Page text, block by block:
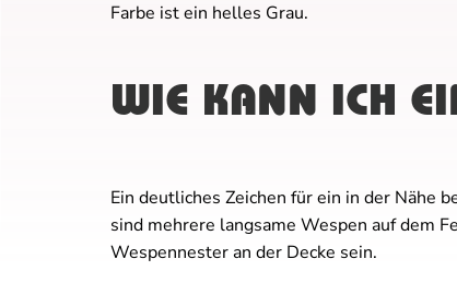
Farbe ist ein helles Grau.
WIE KANN ICH
Ein deutliches Zeichen für ein in der Nähe
sind mehrere langsame Wespen auf dem
Wespennester an der Decke sein.